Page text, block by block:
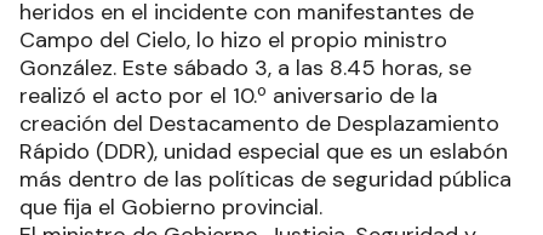
heridos en el incidente con manifestantes de
Campo del Cielo, lo hizo el propio ministro
González. Este sábado 3, a las 8.45 horas, se
realizó el acto por el 10.º aniversario de la
creación del Destacamento de Desplazamiento
Rápido (DDR), unidad especial que es un eslabón
más dentro de las políticas de seguridad pública
que fija el Gobierno provincial.